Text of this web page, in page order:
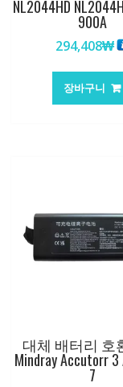
NL2044HD
900A
294,408₩
장바구니
대체 배터리 호
Mindray Accutorr
7